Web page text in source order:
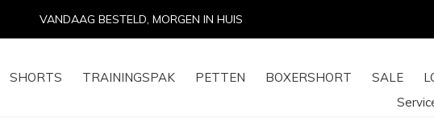
SHORTS TRAININGSPAK PETTEN BOXERSHORT SALE